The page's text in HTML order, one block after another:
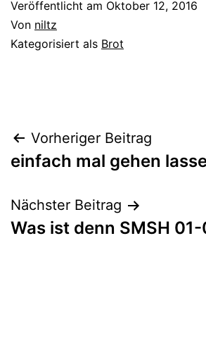
Veröffentlicht am Oktober 12, 2016
Von niltz
Kategorisiert als Brot
Beitrags-
Navigation
Vorheriger Beitrag
einfach mal gehen
Nächster Beitrag
Was ist denn SMSH